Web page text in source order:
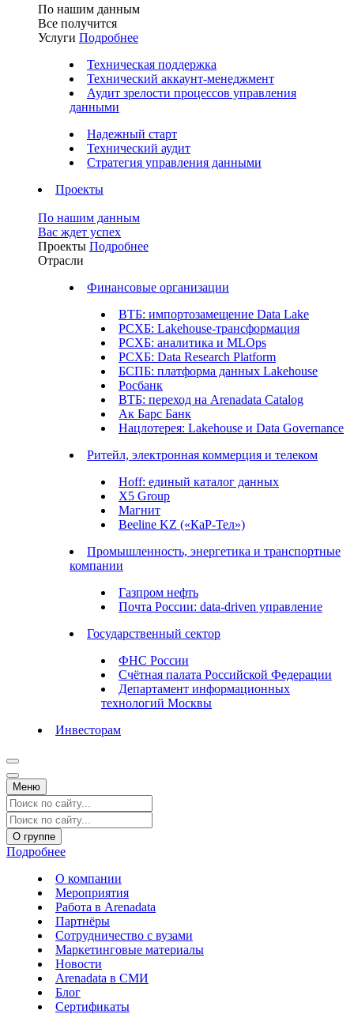
По нашим данным
Все получится
Услуги Подробнее
Техническая поддержка
Технический аккаунт-менеджмент
Аудит зрелости процессов управления
данными
Надежный старт
Технический аудит
Стратегия управления данными
Проекты
По нашим данным
Вас ждет успех
Проекты Подробнее
Отрасли
Финансовые организации
ВТБ: импортозамещение Data Lake
РСХБ: Lakehouse-трансформация
РСХБ: аналитика и MLOps
РСХБ: Data Research Platform
БСПБ: платформа данных Lakehouse
Росбанк
ВТБ: переход на Arenadata Catalog
Ак Барс Банк
Нацлотерея: Lakehouse и Data Governance
Ритейл, электронная коммерция и телеком
Hoff: единый каталог данных
X5 Group
Магнит
Beeline KZ («КаР-Тел»)
Промышленность, энергетика и транспортные
компании
Газпром нефть
Почта России: data-driven управление
Государственный сектор
ФНС России
Счётная палата Российской Федерации
Департамент информационных
технологий Москвы
Инвесторам
Меню
О группе
Подробнее
О компании
Мероприятия
Работа в Arenadata
Партнёры
Сотрудничество с вузами
Маркетинговые материалы
Новости
Arenadata в СМИ
Блог
Сертификаты